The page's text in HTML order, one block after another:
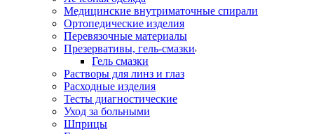
Медицинские внутриматочные спирали
Ортопедические изделия
Перевязочные материалы
Презервативы, гель-смазки
Гель смазки
Растворы для линз и глаз
Расходные изделия
Тесты диагностические
Уход за больными
Шприцы